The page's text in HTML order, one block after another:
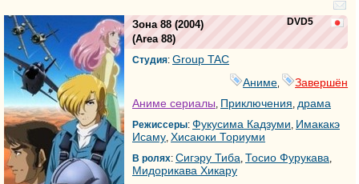
DVD5
Зона 88 (2004)
(Area 88)
Студия: Group TAC
Аниме,
Завершён
Аниме сериалы, Приключения, драма
Режиссеры: Фукусима Кадзуми, Имакакэ
Исаму, Хисаюки Ториуми
В ролях: Сигэру Тиба, Тосио Фурукава,
Мидорикава Хикару